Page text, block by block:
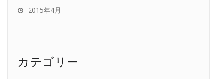
2015年4月
カテゴリー